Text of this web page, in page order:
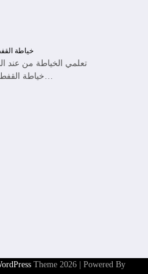
خياطة
تعلمي الخياطة من عند
خياطة القفطان المغربي لا تنسوا الاشتراك في…
Theme 2026 | Powered By